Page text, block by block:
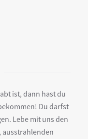
ist, dann hast du
Du darfst
Lebe mit uns den
ausstrahlenden